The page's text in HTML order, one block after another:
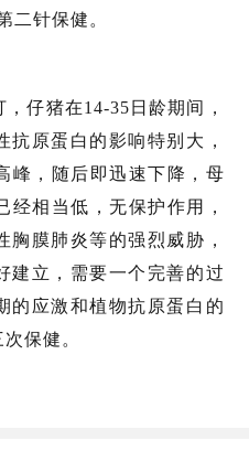
二针保健。
仔猪在14-35日龄期间，
原蛋白的影响特别大，
峰，随后即迅速下降，母
经相当低，无保护作用，
膜肺炎等的强烈威胁，
建立，需要一个完善的过
的应激和植物抗原蛋白的
保健。